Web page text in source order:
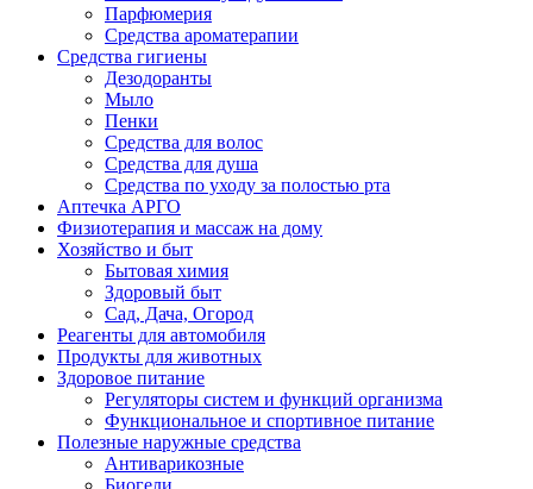
Парфюмерия
Средства ароматерапии
Средства гигиены
Дезодоранты
Мыло
Пенки
Средства для волос
Средства для душа
Средства по уходу за полостью рта
Аптечка АРГО
Физиотерапия и массаж на дому
Хозяйство и быт
Бытовая химия
Здоровый быт
Сад, Дача, Огород
Реагенты для автомобиля
Продукты для животных
Здоровое питание
Регуляторы систем и функций организма
Функциональное и спортивное питание
Полезные наружные средства
Антиварикозные
Биогели